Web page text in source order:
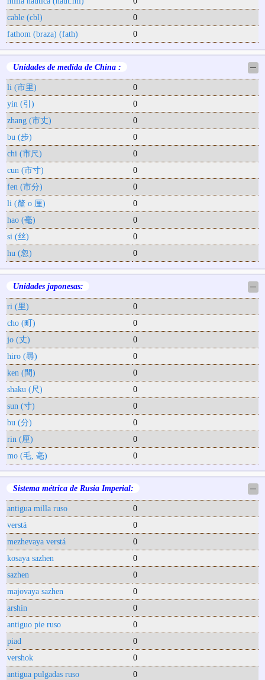
cable (cbl)
0
fathom (braza) (fath)
0
Unidades de medida de China : ─
li (市里)
0
yin (引)
0
zhang (市丈)
0
bu (步)
0
chi (市尺)
0
cun (市寸)
0
fen (市分)
0
li (釐 o 厘)
0
hao (毫)
0
si (丝)
0
hu (忽)
0
Unidades japonesas: ─
ri (里)
0
cho (町)
0
jo (丈)
0
hiro (尋)
0
ken (間)
0
shaku (尺)
0
sun (寸)
0
bu (分)
0
rin (厘)
0
mo (毛, 毫)
0
Sistema métrica de Rusia Imperial: ─
antigua milla ruso
0
verstá
0
mezhevaya verstá
0
kosaya sazhen
0
sazhen
0
majovaya sazhen
0
arshín
0
antiguo pie ruso
0
piad
0
vershok
0
antigua pulgadas ruso
0